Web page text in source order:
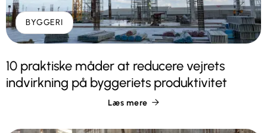
BYGGERI
10 praktiske måder at reducere vejrets
indvirkning på byggeriets produktivitet
Læs mere 